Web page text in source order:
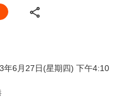
年6月27日(星期四) 下午4:10